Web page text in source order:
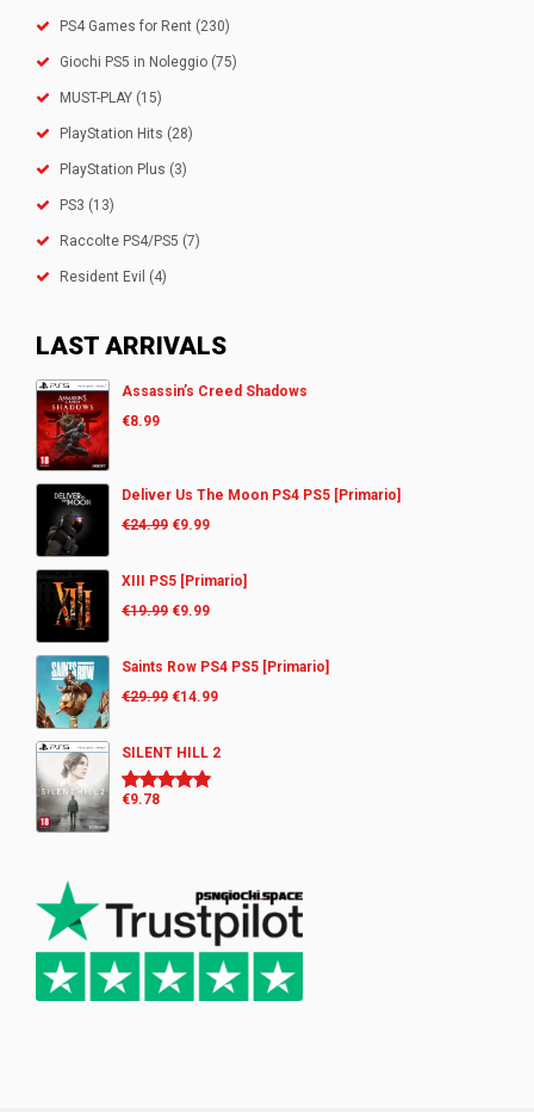
PS4 Games for Rent (230)
Giochi PS5 in Noleggio (75)
MUST-PLAY (15)
PlayStation Hits (28)
PlayStation Plus (3)
PS3 (13)
Raccolte PS4/PS5 (7)
Resident Evil (4)
LAST ARRIVALS
Assassin’s Creed Shadows
€8.99
Deliver Us The Moon PS4 PS5 [Primario]
€24.99 €9.99
XIII PS5 [Primario]
€19.99 €9.99
Saints Row PS4 PS5 [Primario]
€29.99 €14.99
SILENT HILL 2
Rated
€9.78